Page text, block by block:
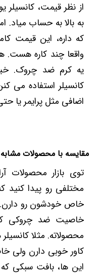
از نظر قیمت،
به بالا به حساب میاد.
که داره، این قیمت
واقعا چند کاره
یه کرم ضد چروک.
کانسیلر استفاده می
اضافی مثل پرایمر یا
مقایسه با محصولات مشابه
توی بازار محصولات
مختلفی رو پیدا
خاص خودشون رو دارن.
خاصیت ضد چروکی که
محصولاته. مثلا
کاور خوبی دارن ولی
این ها، بافت سبکی که